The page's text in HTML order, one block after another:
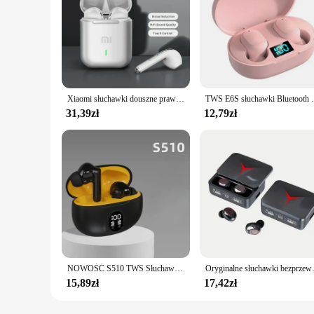
Xiaomi słuchawki douszne prawdziwe bezprzewodowe słuchawki z redukcją szumów aktualizacja Bluetooth 5.3 zestaw słuchawkowy HD słuchawka do muzyki słuchawki douszne z mikrofonem
31,39zł
TWS E6S słuchawki
12,79zł
NOWOŚĆ S510 TWS Słuchawki bezprzewodowe LED Power Earphones Cyfrowy wyświetlacz Zestaw słuchawkowy Dźwięk stereo Kompatybilny z Bluetooth 5.3 dla Xiaomi
15,89zł
Oryginalne słuchawki
17,42zł